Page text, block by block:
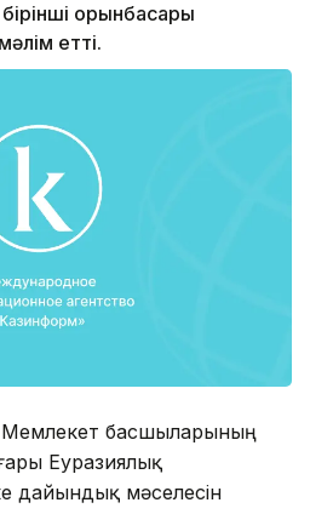
орынбасары
етті.
Мемлекет басшыларының
Еуразиялық
дайындық мәселесін